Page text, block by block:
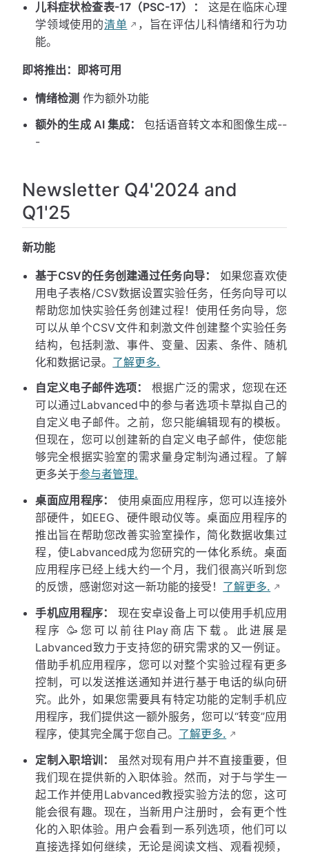
儿科症状检查表-17（PSC-17）：
这是在临床心理
学领域使用的清单
，旨在评估儿科情绪和行为功
能。
即将推出：即将可用
情绪检测 作为额外功能
额外的生成 AI 集成：
包括语音转文本和图像生成--
-
Newsletter Q4'2024 and
Q1'25
新功能
基于CSV的任务创建通过任务向导：
如果您喜欢使
用电子表格/CSV数据设置实验任务，任务向导可以
帮助您加快实验任务创建过程！使用任务向导，您
可以从单个CSV文件和刺激文件创建整个实验任务
结构，包括刺激、事件、变量、因素、条件、随机
化和数据记录。 了解更多.
自定义电子邮件选项：
根据广泛的需求，您现在还
可以通过Labvanced中的参与者选项卡草拟自己的
自定义电子邮件。之前，您只能编辑现有的模板。
但现在，您可以创建新的自定义电子邮件，使您能
够完全根据实验室的需求量身定制沟通过程。了解
更多关于参与者管理.
桌面应用程序：
使用桌面应用程序，您可以连接外
部硬件，如EEG、硬件眼动仪等。桌面应用程序的
推出旨在帮助您改善实验室操作，简化数据收集过
程，使Labvanced成为您研究的一体化系统。桌面
应用程序已经上线大约一个月，我们很高兴听到您
的反馈，感谢您对这一新功能的接受！ 了解更多.
手机应用程序：
现在安卓设备上可以使用手机应用
程序 🥳您可以前往Play商店下载。此进展是
Labvanced致力于支持您的研究需求的又一例证。
借助手机应用程序，您可以对整个实验过程有更多
控制，可以发送推送通知并进行基于电话的纵向研
究。此外，如果您需要具有特定功能的定制手机应
用程序，我们提供这一额外服务，您可以“转变”应用
程序，使其完全属于您自己。 了解更多.
定制入职培训：
虽然对现有用户并不直接重要，但
我们现在提供新的入职体验。然而，对于与学生一
起工作并使用Labvanced教授实验方法的您，这可
能会很有趣。现在，当新用户注册时，会有更个性
化的入职体验。用户会看到一系列选项，他们可以
直接选择如何继续，无论是阅读文档、观看视频，